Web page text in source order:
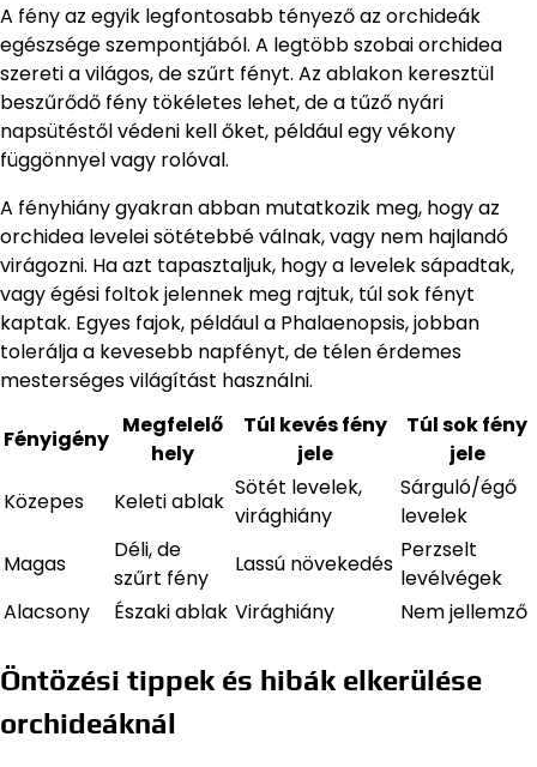
A fény az egyik legfontosabb tényező az orchideák
egészsége szempontjából. A legtöbb szobai orchidea
szereti a világos, de szűrt fényt. Az ablakon keresztül
beszűrődő fény tökéletes lehet, de a tűző nyári
napsütéstől védeni kell őket, például egy vékony
függönnyel vagy rolóval.
A fényhiány gyakran abban mutatkozik meg, hogy az
orchidea levelei sötétebbé válnak, vagy nem hajlandó
virágozni. Ha azt tapasztaljuk, hogy a levelek sápadtak,
vagy égési foltok jelennek meg rajtuk, túl sok fényt
kaptak. Egyes fajok, például a Phalaenopsis, jobban
tolerálja a kevesebb napfényt, de télen érdemes
mesterséges világítást használni.
Fényigény
Megfelelő
hely
Túl kevés fény
jele
Túl sok fény
jele
Közepes
Keleti ablak
Sötét levelek,
virághiány
Sárguló/égő
levelek
Magas
Déli, de
szűrt fény
Lassú növekedés
Perzselt
levélvégek
Alacsony
Északi ablak Virághiány Nem jellemző
Öntözési tippek és hibák elkerülése
orchideáknál